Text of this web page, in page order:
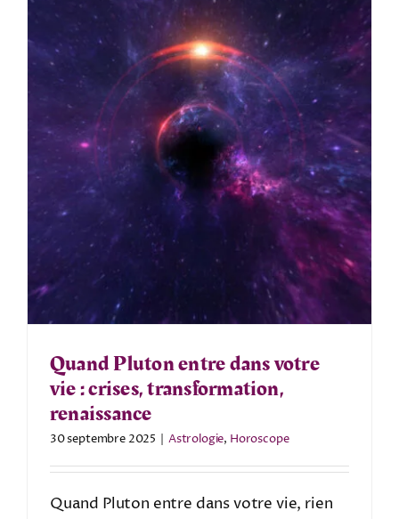
Quand Pluton entre dans votre
vie : crises, transformation,
renaissance
30 septembre 2025 | Astrologie, Horoscope
Quand Pluton entre dans votre vie, rien